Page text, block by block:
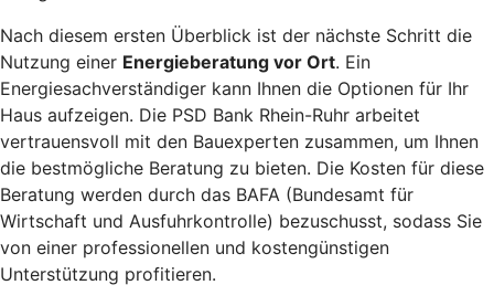
Nach diesem ersten Überblick ist der nächste Schritt die
Nutzung einer Energieberatung vor Ort. Ein
Energiesachverständiger kann Ihnen die Optionen für Ihr
Haus aufzeigen. Die PSD Bank Rhein-Ruhr arbeitet
vertrauensvoll mit den Bauexperten zusammen, um Ihnen
die bestmögliche Beratung zu bieten. Die Kosten für diese
Beratung werden durch das BAFA (Bundesamt für
Wirtschaft und Ausfuhrkontrolle) bezuschusst, sodass Sie
von einer professionellen und kostengünstigen
Unterstützung profitieren.